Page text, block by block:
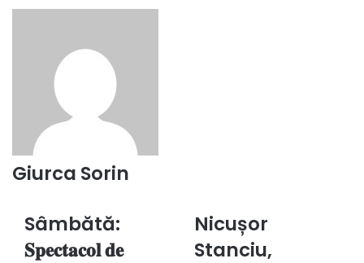
Giurca Sorin
Sâmbătă:
𝐝𝐞
Sâmbătă:
𝐒𝐩𝐞𝐜𝐭𝐚𝐜𝐨𝐥 𝐝𝐞
Nicușor
prezent
Nicușor
Stanciu,